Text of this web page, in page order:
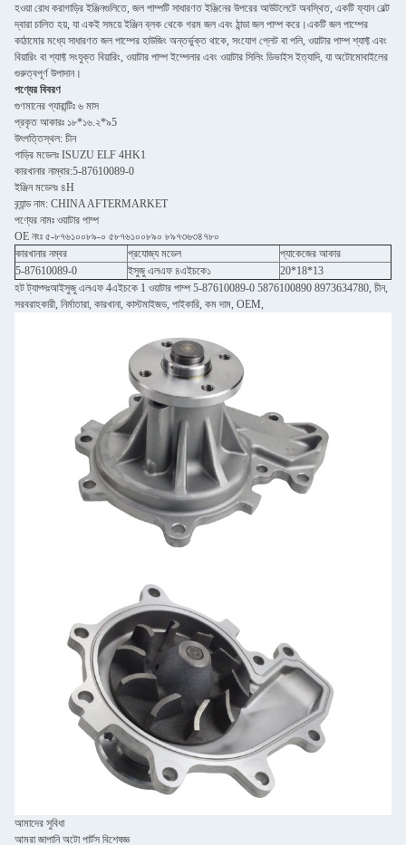
হওয়া রোধ করাগাড়ির ইঞ্জিনগুলিতে, জল পাম্পটি সাধারণত ইঞ্জিনের উপরের আউটলেটে অবস্থিত, একটি ফ্যান বেল্ট
দ্বারা চালিত হয়, যা একই সময়ে ইঞ্জিন ব্লক থেকে গরম জল এবং ঠান্ডা জল পাম্প করে।একটি জল পাম্পের
কাঠামোর মধ্যে সাধারণত জল পাম্পের হাউজিং অন্তর্ভুক্ত থাকে, সংযোগ প্লেট বা পলি, ওয়াটার পাম্প শ্যাফ্ট এবং
বিয়ারিং বা শ্যাফ্ট সংযুক্ত বিয়ারিং, ওয়াটার পাম্প ইম্পেলার এবং ওয়াটার সিলিং ডিভাইস ইত্যাদি, যা অটোমোবাইলের
গুরুত্বপূর্ণ উপাদান।
পণ্যের বিবরণ
গুণমানের গ্যারান্টিঃ ৬ মাস
প্রকৃত আকারঃ ১৮*১৬.২*৯5
উৎপত্তিস্থল: চীন
গাড়ির মডেলঃ ISUZU ELF 4HK1
কারখানার নাম্বার:5-87610089-0
ইঞ্জিন মডেলঃ ৪H
ব্র্যান্ড নাম: CHINA AFTERMARKET
পণ্যের নামঃ ওয়াটার পাম্প
OE নংঃ ৫-৮৭৬১০০৮৯-০ ৫৮৭৬১০০৮৯০ ৮৯৭৩৬৩৪৭৮০
কারখানার নম্বর
প্রযোজ্য মডেল
প্যাকেজের আকার
5-87610089-0
ইসুজু এলএফ ৪এইচকে১
20*18*13
হট ট্যাগ্সঃআইসুজু এলএফ 4এইচকে 1 ওয়াটার পাম্প 5-87610089-0 5876100890 8973634780, চীন,
সরবরাহকারী, নির্মাতারা, কারখানা, কাস্টমাইজড, পাইকারি, কম দাম, OEM,
আমাদের সুবিধা
আমরা জাপানি অটো পার্টস বিশেষজ্ঞ